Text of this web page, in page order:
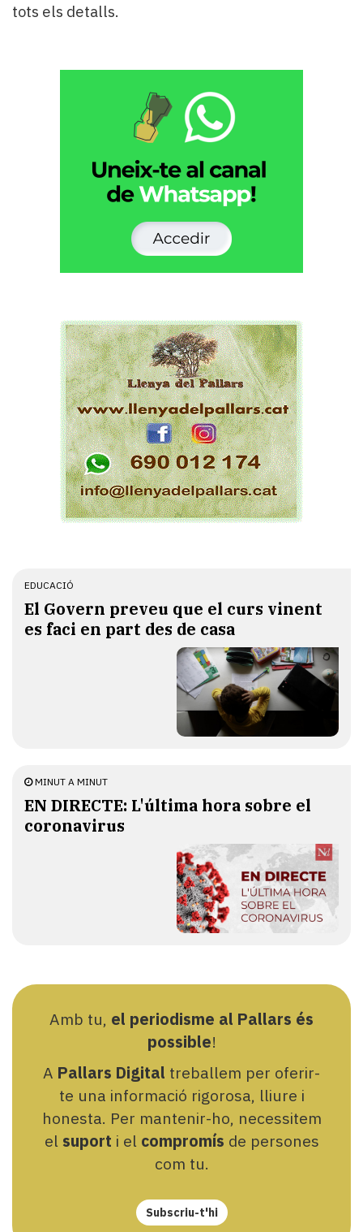
tots els detalls.
EDUCACIÓ
El Govern preveu que el curs vinent
es faci en part des de casa
MINUT A MINUT
EN DIRECTE: L'última hora sobre el
coronavirus
Amb tu, el periodisme al Pallars és
possible!
A Pallars Digital treballem per oferir-
te una informació rigorosa, lliure i
honesta. Per mantenir-ho, necessitem
el suport i el compromís de persones
com tu.
Subscriu-t'hi